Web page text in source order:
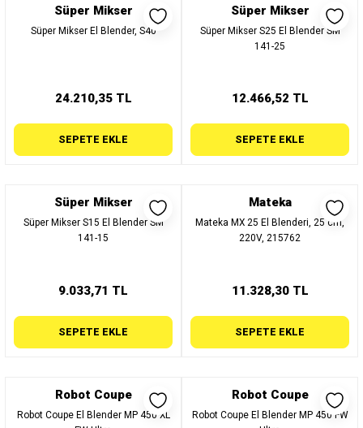
Süper Mikser
Süper Mikser El Blender, S40
24.210,35 TL
SEPETE EKLE
Süper Mikser
Süper Mikser S25 El Blender SM
141-25
12.466,52 TL
SEPETE EKLE
Süper Mikser
Süper Mikser S15 El Blender SM
141-15
9.033,71 TL
SEPETE EKLE
Mateka
Mateka MX 25 El Blenderi, 25 cm,
220V, 215762
11.328,30 TL
SEPETE EKLE
Robot Coupe
Robot Coupe El Blender MP 450 XL
Robot Coupe
Robot Coupe El Blender MP 450 FW